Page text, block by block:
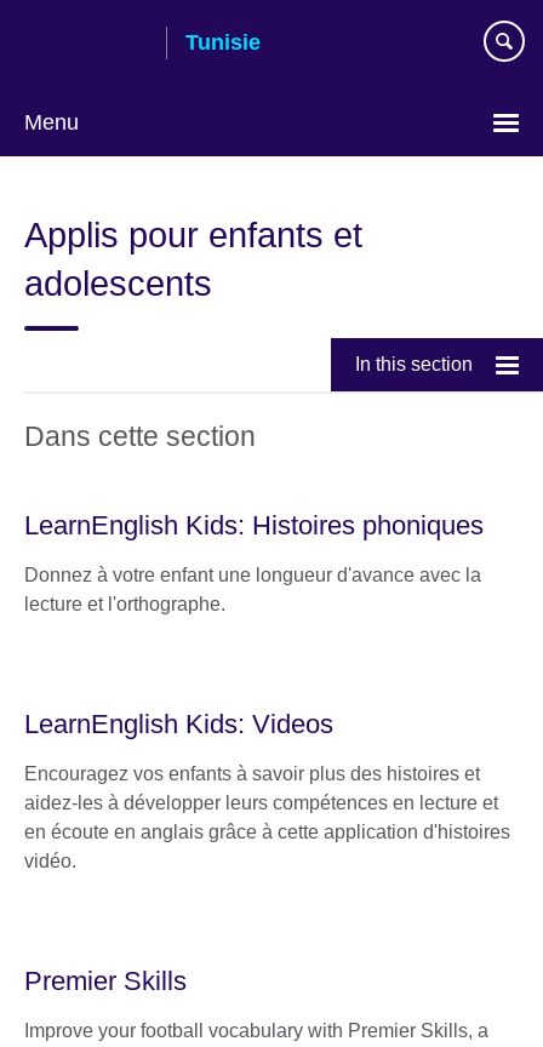
Tunisie
Menu
language
Applis pour enfants et
adolescents
In this section
Dans cette section
LearnEnglish Kids: Histoires phoniques
Donnez à votre enfant une longueur d'avance avec la
lecture et l'orthographe.
LearnEnglish Kids: Videos
Encouragez vos enfants à savoir plus des histoires et
aidez-les à développer leurs compétences en lecture et
en écoute en anglais grâce à cette application d'histoires
vidéo.
Premier Skills
Improve your football vocabulary with Premier Skills, a